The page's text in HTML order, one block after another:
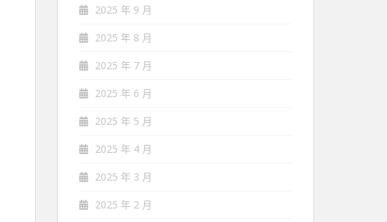
2025 年 9 月
2025 年 8 月
2025 年 7 月
2025 年 6 月
2025 年 5 月
2025 年 4 月
2025 年 3 月
2025 年 2 月